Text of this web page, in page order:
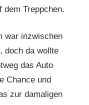
dem Treppchen.
war inzwischen
doch da wollte
das Auto
Chance und
zur damaligen